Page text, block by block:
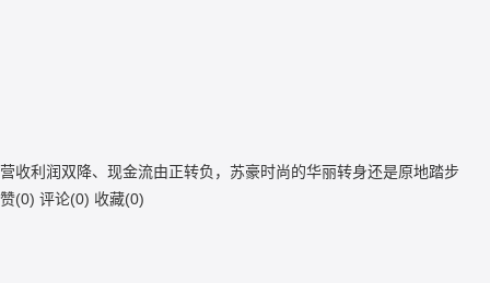
营收利润双降、现金流由正转负，苏豪时尚的华丽转身还是原地踏步
赞(0) 评论(0) 收藏(0)